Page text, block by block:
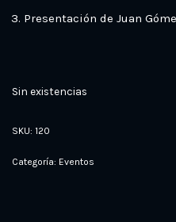
Presentación de Juan
Sin existencias
SKU: 120
Categoría: Eventos